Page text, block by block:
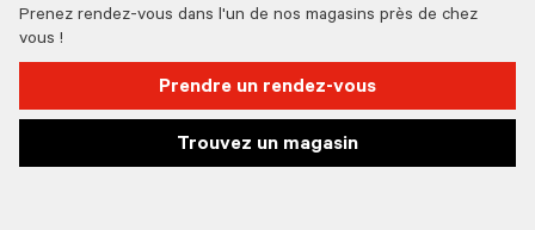
Prenez rendez-vous dans l'un de nos magasins près de chez
vous !
Prendre un rendez-vous
Trouvez un magasin